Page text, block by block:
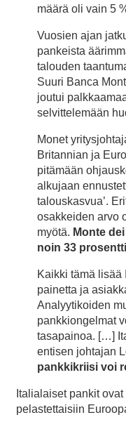
määrä oli vain 5
Vuosien ajan
pankeista
talouden
Suuri Banca
joutui
selvittelemään
Monet
Britannian ja
pitämään
alkujaan
talouskasvua’.
osakkeiden arvo
myötä. Monte
noin 33
Kaikki tämä
painetta ja
Analyytikoiden
pankkiongelmat
tasapainoa. […]
entisen johtajan
pankkikriisi voi
Italialaiset pankit
pelastettaisiin